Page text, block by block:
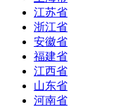
江苏省
浙江省
安徽省
福建省
江西省
山东省
河南省